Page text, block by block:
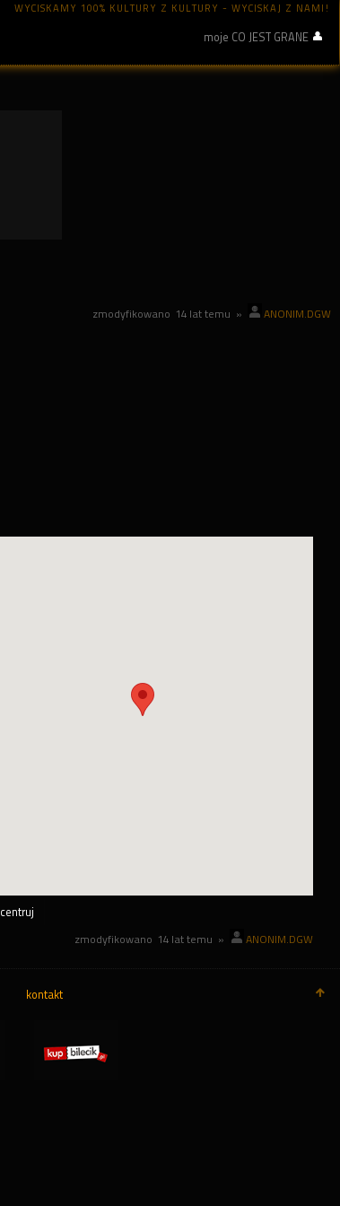
WYCISKAMY 100% KULTURY Z KULTURY - WYCISKAJ Z NAMI!
moje CO JEST GRANE
zmodyfikowano 14 lat temu » ANONIM.DGW
centruj
zmodyfikowano 14 lat temu » ANONIM.DGW
kontakt